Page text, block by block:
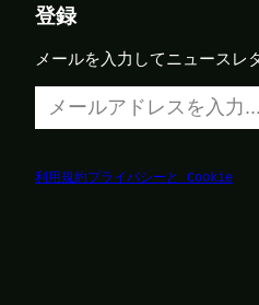
登録
メールを入力してニュースレ
メールアドレスを入力…
利用規約プライバシーと Cookie